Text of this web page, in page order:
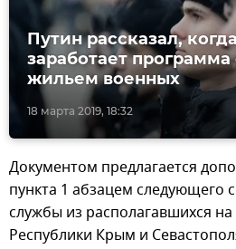
18 марта 2019, 18:32
Путин рассказал,
заработает
жильем военных
Документом предлагается
пункта 1 абзацем следующего
службы из располагавшихся
Республики Крым ‎и